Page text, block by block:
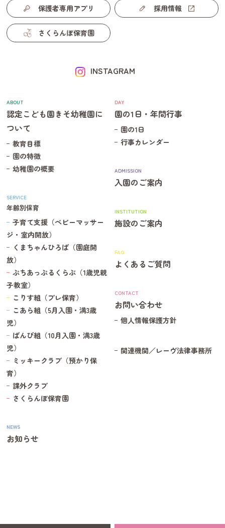
保護者専用アプリ 採用情報
さくらんぼ保育園
INSTAGRAM
ABOUT
認定こども園きそ幼稚園に
ついて
教育目標
園の特徴
幼稚園の概要
SERVICE
年齢別保育
子育て支援（ベビーマッサー
ジ・室内開放）
くまちゃんひろば（園庭開
放）
ぷちあっぷるくらぶ（1歳児親
子教室）
こりす組（プレ保育）
こあら組（5月入園・満3歳
児）
ばんび組（10月入園・満3歳
児）
ミッキークラブ（預かり保
育）
課外クラブ
さくらんぼ保育園
NEWS
お知らせ
DAY
園の1日・年間行事
園の1日
行事カレンダー
ADMISSION
入園のご案内
INSTITUTION
施設のご案内
FAQ
よくあるご質問
CONTACT
お問い合わせ
個人情報保護方針
関連機関／レーヴ法律事務所